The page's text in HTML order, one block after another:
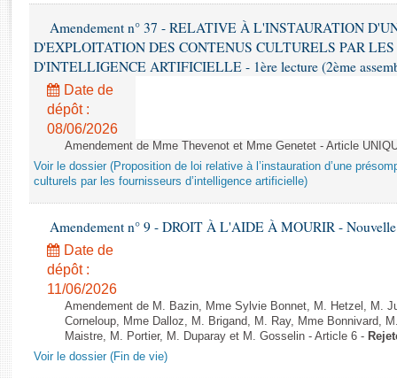
Rapports sur l'application des lois
Baromètre de l’application des lois
Dossiers législatifs
Budget et sécurité sociale
Questions écrites et orales
Comptes rendus des débats
Amendement n° 37 - RELATIVE À L'INSTAURATION
D'EXPLOITATION DES CONTENUS CULTURELS PAR LES
D'INTELLIGENCE ARTIFICIELLE - 1ère lecture (2ème
Date de
dépôt :
08/06/2026
Amendement de Mme Thevenot et Mme Genetet - Article
Voir le dossier (Proposition de loi relative à l’instauration d’une
culturels par les fournisseurs d’intelligence artificielle)
Amendement n° 9 - DROIT À L'AIDE À MOURIR -
Date de
dépôt :
11/06/2026
Amendement de M. Bazin, Mme Sylvie Bonnet, M. Hetzel, M.
Corneloup, Mme Dalloz, M. Brigand, M. Ray, Mme Bonnivard,
Maistre, M. Portier, M. Duparay et M. Gosselin - Article 6 -
Voir le dossier (Fin de vie)